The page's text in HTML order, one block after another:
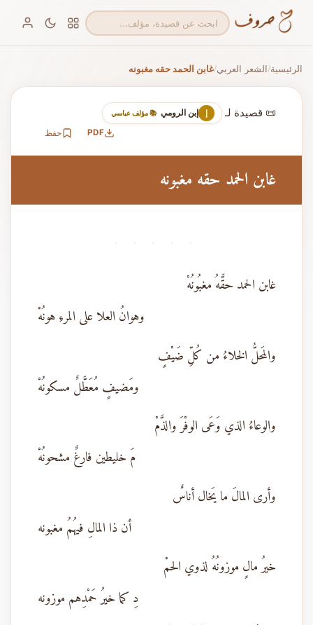
الرئيسية/الشعر العربي/غابن الحمد حقه مغبونه
📜 قصيدة لـ إ إبن الرومي 📚 مؤلف عباسي
PDF حفظ
غابن الحمد حقه مغبونه
· · · · ·
غابن الحمد حقَّهُ مغبُونُهْ
وهوانُ العلا على المرءِ هونُهْ
والمَحلُّ الخلاءُ من كُلِّ ضَيْفٍ
ومَضيفٍ مُعَطَّلٌ مسكونُهْ
والوعاءُ الذي وَعَى الوفْرَ والذَّمْ
مَ خليطين فارغٌ مشحونُهْ
وأرى المالَ ما يَخال أناسٌ
أن ذا المالِ فيهُمُ مغبونه
خيرُ مالٍ موزونُهُ لذوي الحمْ
دِ كما خيرُ حَمْدِهم موزونه